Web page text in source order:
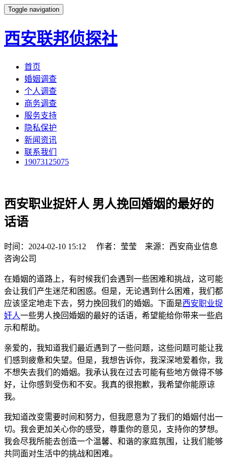
Toggle navigation
西安联邦侦探社
首页
婚姻调查
个人调查
商务调查
服务支持
隐私保护
新闻资讯
联系我们
19073125075
西安职业捉奸人 男人挽回婚姻的最好的
话语
时间：2024-02-10 15:12 作者：莹莹 来源：西安商业信息
咨询公司
在婚姻的道路上，有时候我们会遇到一些困难和挑战，这可能
会让我们产生迷茫和困惑。但是，无论遇到什么困难，我们都
应该坚定地走下去，努力挽回我们的婚姻。下面是西安职业捉
奸人一些男人挽回婚姻的最好的话语，希望能给你带来一些启
示和帮助。
亲爱的，我知道我们最近遇到了一些问题，这些问题可能让我
们感到疲惫和失望。但是，我想告诉你，我深深地爱着你，我
不想失去我们的婚姻。我承认我在过去可能有些地方做得不够
好，让你感到受伤和不安。我真的很抱歉，我希望你能原谅
我。
我知道改变需要时间和努力，但我愿意为了我们的婚姻付出一
切。我会更加关心你的感受，尊重你的意见，支持你的梦想。
我会尽我所能去创造一个温馨、和谐的家庭氛围，让我们能够
共同面对生活中的挑战和困难。